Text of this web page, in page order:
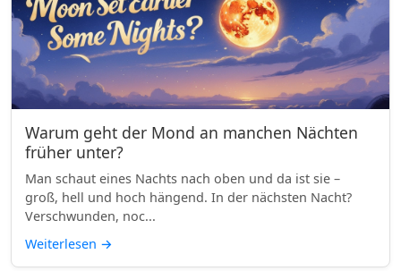
Warum geht der Mond an manchen Nächten
früher unter?
Man schaut eines Nachts nach oben und da ist sie –
groß, hell und hoch hängend. In der nächsten Nacht?
Verschwunden, noc...
Weiterlesen →